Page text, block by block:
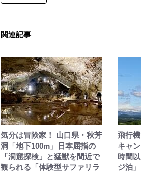
関連記事
気分は冒険家！ 山口県・秋芳
洞「地下100m」日本屈指の
「洞窟探検」と猛獣を間近で
観られる「体験型サファリラ
飛行
キャ
時間
ジ泊